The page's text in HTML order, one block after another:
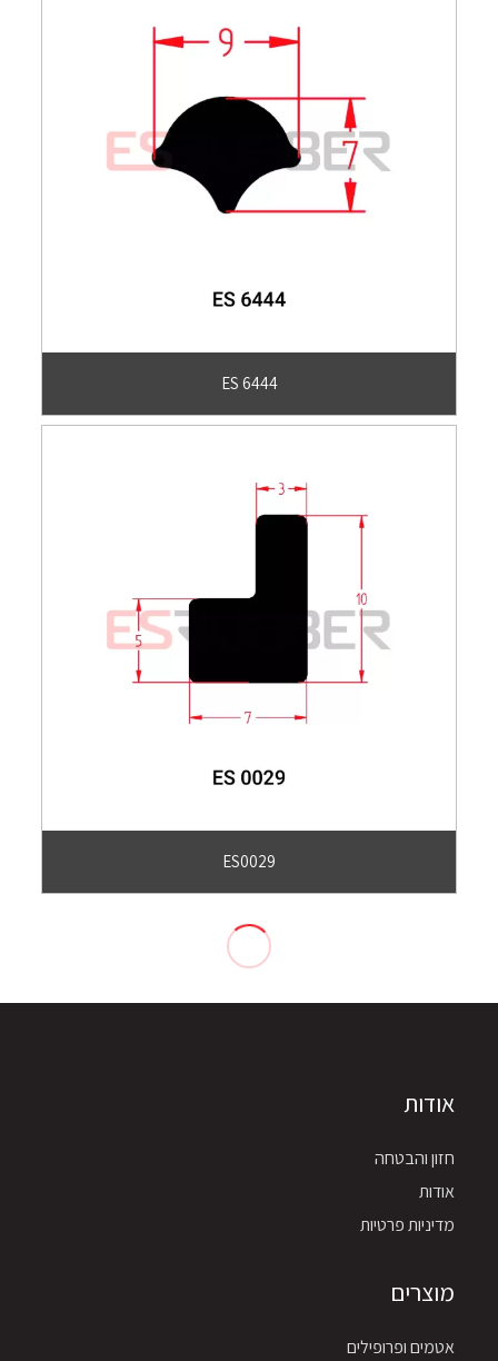
ES 6444
ES0029
אודות
חזון והבטחה
אודות
מדיניות פרטיות
מוצרים
אטמים ופרופילים